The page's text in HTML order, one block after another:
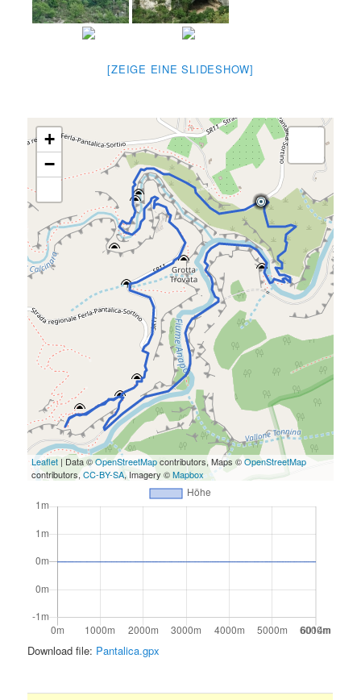
[ZEIGE EINE SLIDESHOW]
+
−
Leaflet | Data ©OpenStreetMapcontributors, Maps ©OpenStreetMap
contributors,CC-BY-SA, Imagery ©Mapbox
Download file: Pantalica.gpx